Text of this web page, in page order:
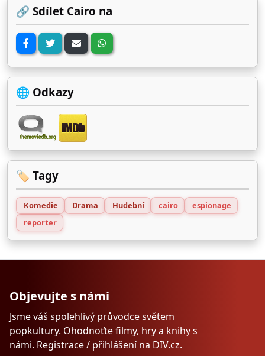
🔗 Sdílet Cairo na
🌐 Odkazy
🏷️ Tagy
Komedie Drama Hudební cairo
espionage
reporter
Objevujte s námi
Jsme váš spolehlivý průvodce světem
popkultury. Ohodnoťte filmy, hry a knihy s
námi. Registrace/ přihlášenína DIV.cz.